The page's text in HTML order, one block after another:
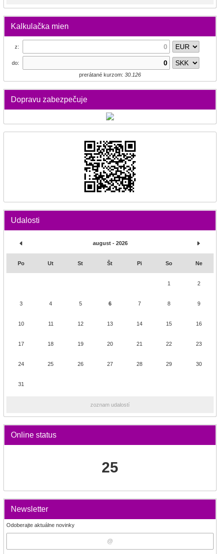
Kalkulačka mien
z:
do:
prerátané kurzom: 30.126
Dopravu zabezpečuje
Udalosti
august - 2026
Po Ut St Št Pi So Ne
1 2
3 4 5 6 7 8 9
10 11 12 13 14 15 16
17 18 19 20 21 22 23
24 25 26 27 28 29 30
31
zoznam udalostí
Online status
25
Newsletter
Odoberajte aktuálne novinky